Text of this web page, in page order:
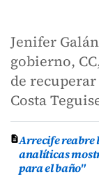
Jenifer
gobierno,
de
Costa
Arrecife reabre
analíticas
para el baño"